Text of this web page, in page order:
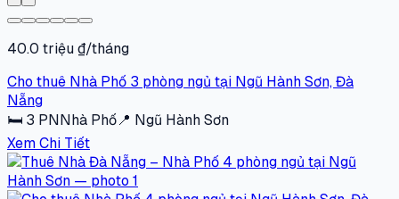
40.0 triệu ₫/tháng
Cho thuê Nhà Phố 3 phòng ngủ tại Ngũ Hành Sơn, Đà
Nẵng
🛏 3 PNNhà Phố📍 Ngũ Hành Sơn
Xem Chi Tiết